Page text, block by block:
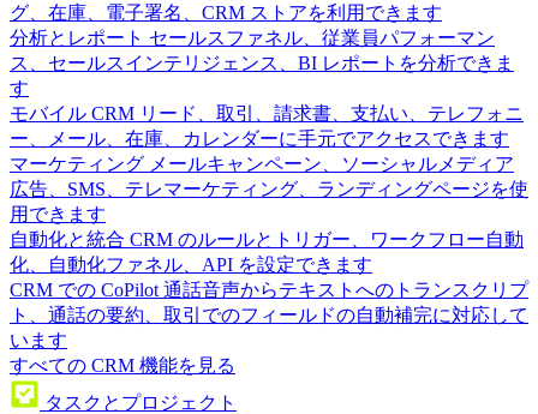
グ、在庫、電子署名、CRM ストアを利用できます
分析とレポート セールスファネル、従業員パフォーマン
ス、セールスインテリジェンス、BI レポートを分析できま
す
モバイル CRM リード、取引、請求書、支払い、テレフォニ
ー、メール、在庫、カレンダーに手元でアクセスできます
マーケティング メールキャンペーン、ソーシャルメディア
広告、SMS、テレマーケティング、ランディングページを使
用できます
自動化と統合 CRM のルールとトリガー、ワークフロー自動
化、自動化ファネル、API を設定できます
CRM での CoPilot 通話音声からテキストへのトランスクリプ
ト、通話の要約、取引でのフィールドの自動補完に対応して
います
すべての CRM 機能を見る
タスクとプロジェクト